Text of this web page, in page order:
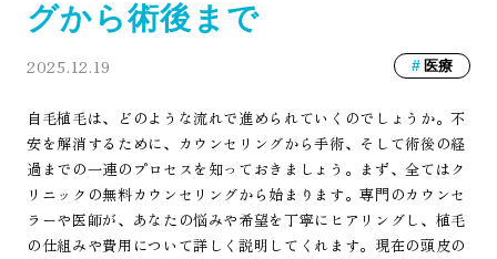
グから術後まで
2025.12.19 医療
自毛植毛は、どのような流れで進められていくのでしょうか。不
安を解消するために、カウンセリングから手術、そして術後の経
過までの一連のプロセスを知っておきましょう。まず、全てはク
リニックの無料カウンセリングから始まります。専門のカウンセ
ラーや医師が、あなたの悩みや希望を丁寧にヒアリングし、植毛
の仕組みや費用について詳しく説明してくれます。現在の頭皮の